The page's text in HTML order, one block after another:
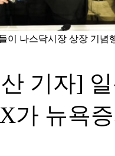
이 나스닥시장 상장 기념
기자]
가 뉴욕